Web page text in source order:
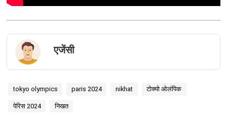
एजेंसी
tokyo olympics paris 2024 nikhat टोक्यो ओलंपिक
पेरिस 2024 निखत